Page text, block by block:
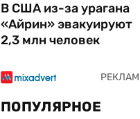
В США из-за урагана
«Айрин» эвакуируют
2,3 млн человек
ПОПУЛЯРНОЕ